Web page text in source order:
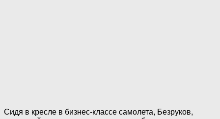
Сидя в кресле в бизнес-классе самолета, Безруков,